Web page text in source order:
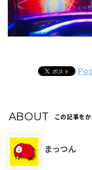
ABOUT この記事を
まっつん